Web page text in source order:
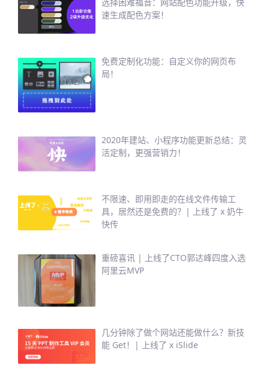
速生成配色方案！
免费定制化功能：自定义你的网页布
局！
2020年建站、小程序功能更新总结：灵
活定制，更强营销力！
不限速、即用即走的在线文件传输工
具，居然还是免费的？| 上线了 x 奶牛
快传
重磅喜讯 | 上线了CTO郭达峰四度入选
阿里云MVP
几分钟除了做个网站还能做什么？新技
能 Get！| 上线了 x iSlide